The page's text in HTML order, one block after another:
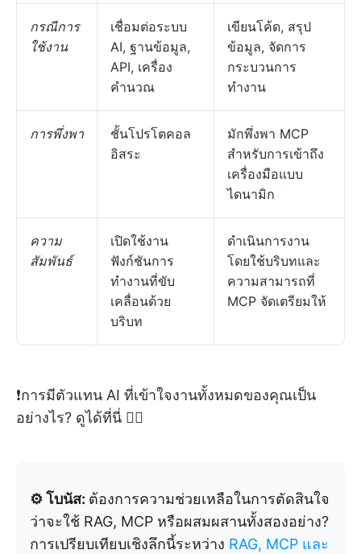
กรณีการ
ใช้งาน
เชื่อมต่อระบบ
AI, ฐานข้อมูล,
API, เครื่อง
คำนวณ
เขียนโค้ด, สรุป
ข้อมูล, จัดการ
กระบวนการ
ทำงาน
การพึ่งพา
ชั้นโปรโตคอล
อิสระ
มักพึ่งพา MCP
สำหรับการเข้าถึง
เครื่องมือแบบ
ไดนามิก
ความ
สัมพันธ์
เปิดใช้งาน
ฟังก์ชันการ
ทำงานที่ขับ
เคลื่อนด้วย
บริบท
ดำเนินการงาน
โดยใช้บริบทและ
ความสามารถที่
MCP จัดเตรียมให้
❗️การมีตัวแทน AI ที่เข้าใจงานทั้งหมดของคุณเป็น
อย่างไร? ดูได้ที่นี่ 👇🏼
⚙️ โบนัส: ต้องการความช่วยเหลือในการตัดสินใจ
ว่าจะใช้ RAG, MCP หรือผสมผสานทั้งสองอย่าง?
การเปรียบเทียบเชิงลึกนี้ระหว่าง RAG, MCP และ